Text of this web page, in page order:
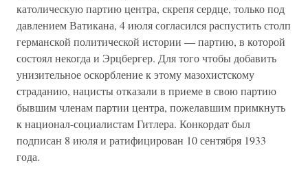
католическую партию центра, скрепя сердце, только под
давлением Ватикана, 4 июля согласился распустить столп
германской политической истории — партию, в которой
состоял некогда и Эрцбергер. Для того чтобы добавить
унизительное оскорбление к этому мазохистскому
страданию, нацисты отказали в приеме в свою партию
бывшим членам партии центра, пожелавшим примкнуть
к национал-социалистам Гитлера. Конкордат был
подписан 8 июля и ратифицирован 10 сентября 1933
года.